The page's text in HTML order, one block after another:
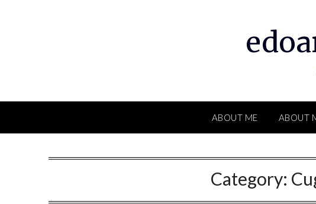
ABOUT ME ABOUT
Category: